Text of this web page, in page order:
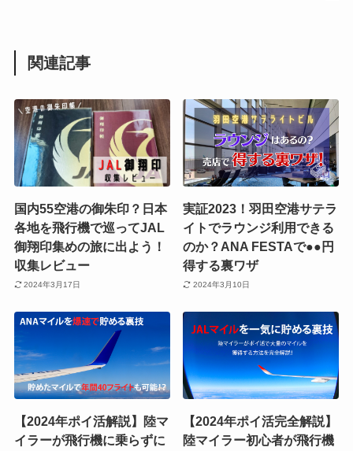
関連記事
国内55空港の御朱印？日本
各地を飛行機で巡ってJAL
御翔印集めの旅に出よう！
収集レビュー
2024年3月17日
実証2023！羽田空港サテラ
イトでラウンジ利用できる
のか？ANA FESTAで●●円
得する裏ワザ
2024年3月10日
【2024年ポイ活解説】陸マ
イラーが飛行機に乗らずに
【2024年ポイ活完全解説】
陸マイラー初心者が飛行機